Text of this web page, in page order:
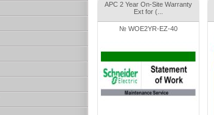
APC 2 Year On-Site Warranty
Ext for (...
№ WOE2YR-EZ-40